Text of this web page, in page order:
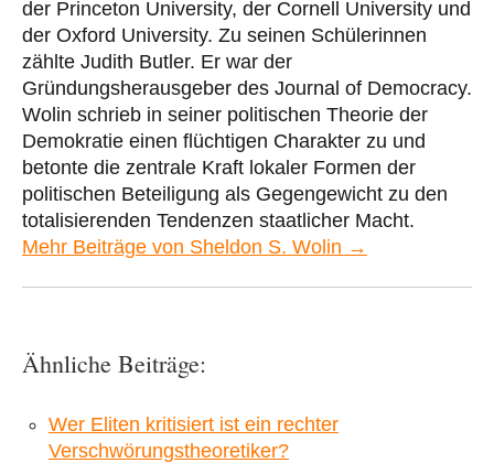
der Princeton University, der Cornell University und
der Oxford University. Zu seinen Schülerinnen
zählte Judith Butler. Er war der
Gründungsherausgeber des Journal of Democracy.
Wolin schrieb in seiner politischen Theorie der
Demokratie einen flüchtigen Charakter zu und
betonte die zentrale Kraft lokaler Formen der
politischen Beteiligung als Gegengewicht zu den
totalisierenden Tendenzen staatlicher Macht.
Mehr Beiträge von Sheldon S. Wolin →
Ähnliche Beiträge:
Wer Eliten kritisiert ist ein rechter
Verschwörungstheoretiker?